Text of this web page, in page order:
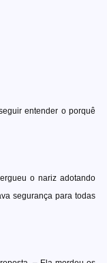
entender o porquê
o nariz adotando
segurança para todas